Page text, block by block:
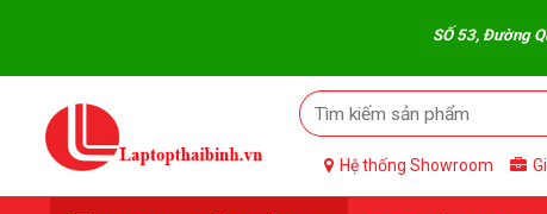
content
SỐ 53, Đường Quang
Hệ thống Showroom